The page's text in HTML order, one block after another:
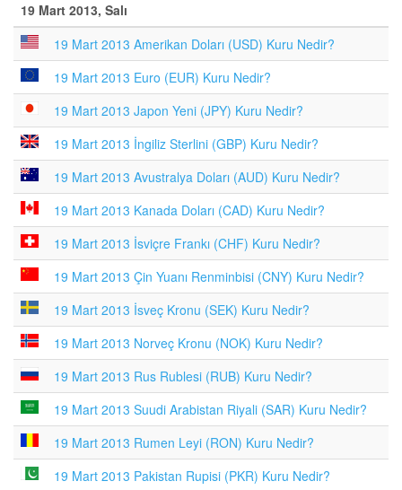
19 Mart 2013, Salı
19 Mart 2013 Amerikan Doları (USD) Kuru Nedir?
19 Mart 2013 Euro (EUR) Kuru Nedir?
19 Mart 2013 Japon Yeni (JPY) Kuru Nedir?
19 Mart 2013 İngiliz Sterlini (GBP) Kuru Nedir?
19 Mart 2013 Avustralya Doları (AUD) Kuru Nedir?
19 Mart 2013 Kanada Doları (CAD) Kuru Nedir?
19 Mart 2013 İsviçre Frankı (CHF) Kuru Nedir?
19 Mart 2013 Çin Yuanı Renminbisi (CNY) Kuru Nedir?
19 Mart 2013 İsveç Kronu (SEK) Kuru Nedir?
19 Mart 2013 Norveç Kronu (NOK) Kuru Nedir?
19 Mart 2013 Rus Rublesi (RUB) Kuru Nedir?
19 Mart 2013 Suudi Arabistan Riyali (SAR) Kuru Nedir?
19 Mart 2013 Rumen Leyi (RON) Kuru Nedir?
19 Mart 2013 Pakistan Rupisi (PKR) Kuru Nedir?